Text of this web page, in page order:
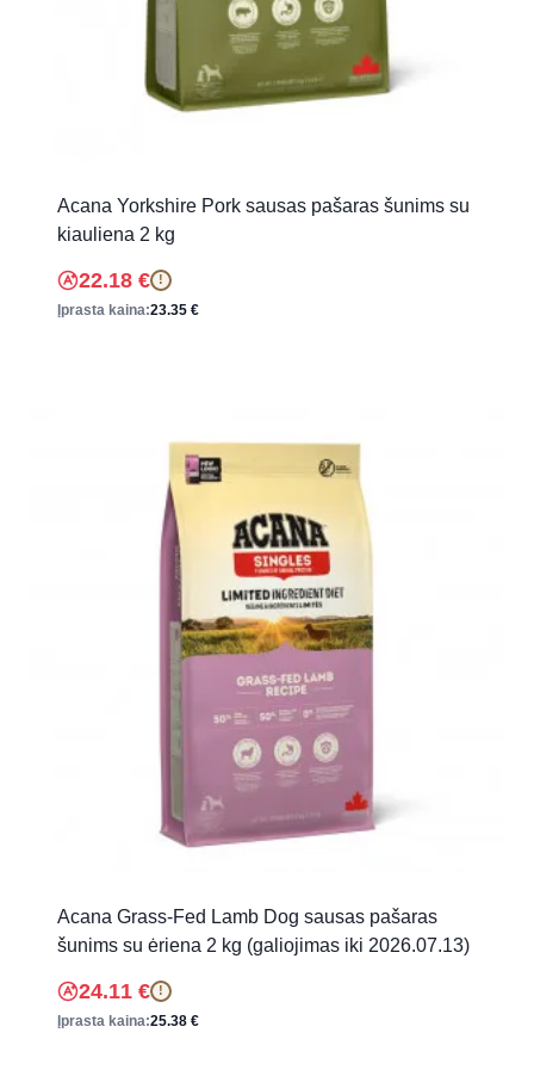
Acana Yorkshire Pork sausas pašaras šunims su
kiauliena 2 kg
22.18 € !
Įprasta kaina:23.35 €
Acana Grass-Fed Lamb Dog sausas pašaras
šunims su ėriena 2 kg (galiojimas iki 2026.07.13)
24.11 € !
Įprasta kaina:25.38 €